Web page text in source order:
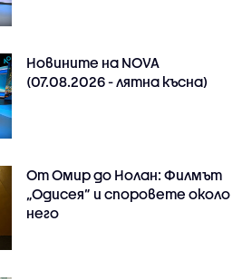
Новините на NOVA
(07.08.2026 - лятна късна)
От Омир до Нолан: Филмът
„Одисея” и споровете около
него